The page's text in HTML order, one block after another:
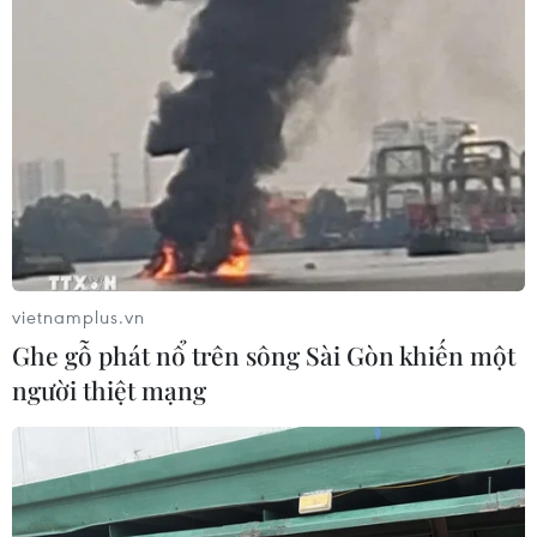
CƠ QUAN CHỦ QUẢN: THÔNG TẤN XÃ VIỆT NAM
Tổng Biên tập: TRẦN TIẾN DUẨN
Phó Tổng Biên tập: NGUYỄN THỊ TÁM, KHÚC THANH
THỦY
Sở hữu trí tuệ
Quy định sử dụng
RSS
Ngôn ngữ
TTXVN
Dịch vụ tin
Quảng cáo
vietnamplus.vn
Ghe gỗ phát nổ trên sông Sài Gòn khiến một
người thiệt mạng